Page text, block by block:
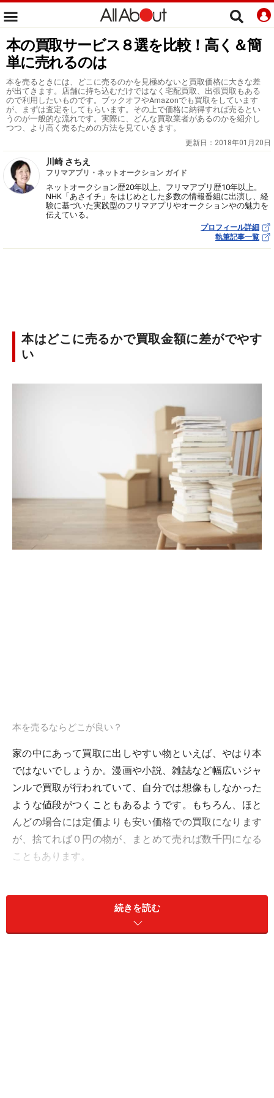
本の買取サービス８選を比較！高く＆簡
単に売れるのは
本を売るときには、どこに売るのかを見極めないと買取価格に大きな差
が出てきます。店舗に持ち込むだけではなく宅配買取、出張買取もある
ので利用したいものです。ブックオフやAmazonでも買取をしています
が、まずは査定をしてもらいます。その上で価格に納得すれば売るとい
うのが一般的な流れです。実際に、どんな買取業者があるのかを紹介し
つつ、より高く売るための方法を見ていきます。
更新日： 2018年01月20日
川崎 さちえ
フリマアプリ・ネットオークション ガイド
ネットオークション歴20年以上、フリマアプリ歴10年以上。
NHK「あさイチ」をはじめとした多数の情報番組に出演し、経
験に基づいた実践型のフリマアプリやオークションやの魅力を
伝えている。
プロフィール詳細
執筆記事一覧
本はどこに売るかで買取金額に差がでやす
い
本を売るならどこが良い？
家の中にあって買取に出しやすい物といえば、やはり本
ではないでしょうか。漫画や小説、雑誌など幅広いジャ
ンルで買取が行われていて、自分では想像もしなかった
ような値段がつくこともあるようです。もちろん、ほと
んどの場合には定価よりも安い価格での買取になります
が、捨てれば０円の物が、まとめて売れば数千円になる
こともあります。
てもらうという手間がかかります。本は思った以上に重
いので、移動させるのも一苦労かもしれません。それ
続きを読む